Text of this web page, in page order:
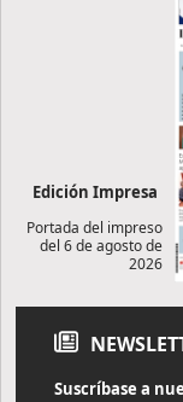
Edición Impresa
Portada del impreso
del 6 de agosto de
2026
Suscríbase a